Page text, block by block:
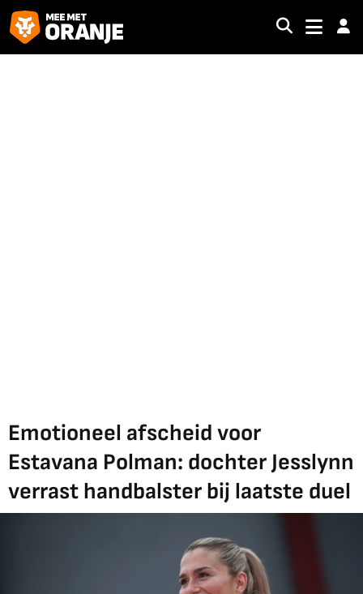
Emotioneel afscheid voor
Estavana Polman: dochter Jesslynn
verrast handbalster bij laatste duel